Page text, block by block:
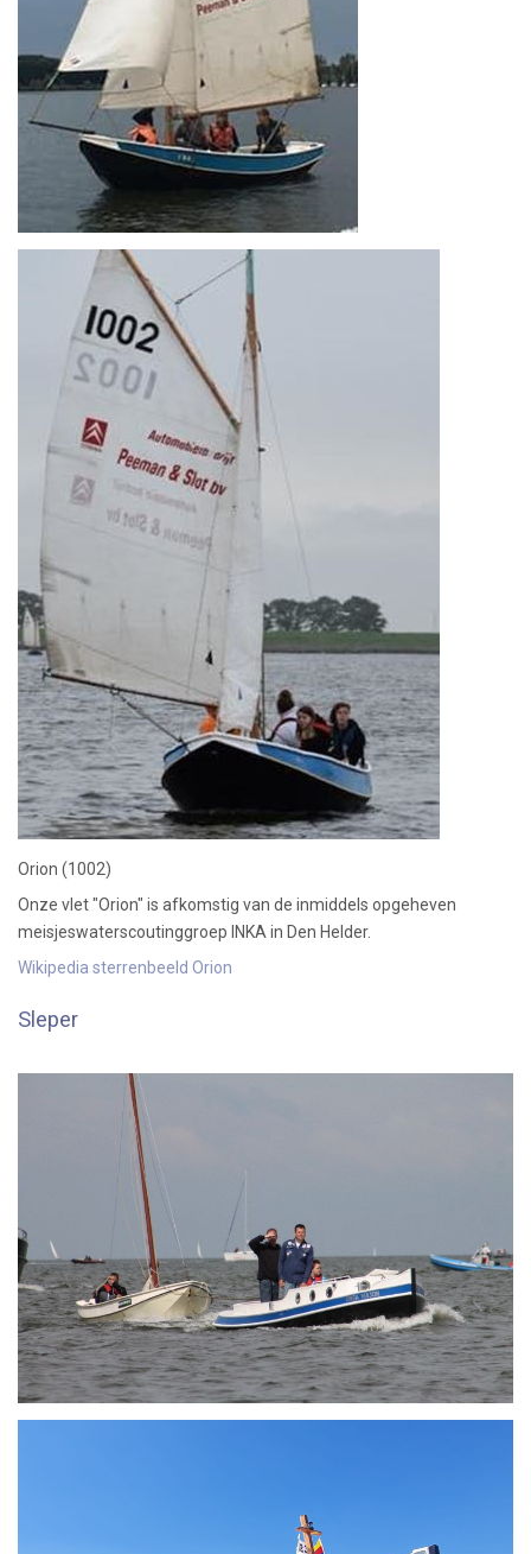
Orion (1002)
Onze vlet "Orion" is afkomstig van de inmiddels opgeheven
meisjeswaterscoutinggroep INKA in Den Helder.
Wikipedia sterrenbeeld Orion
Sleper